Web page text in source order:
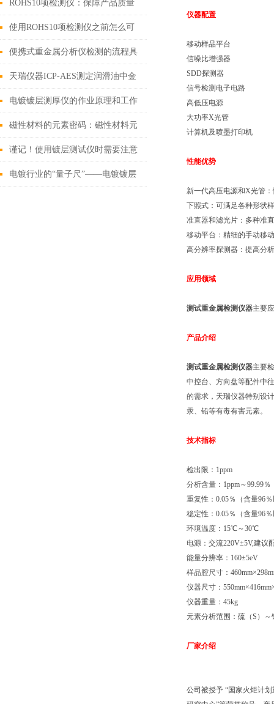
ROHS10项检测仪：保障产品质量
和环境安全的利器
使用ROHS10项检测仪之前怎么可
以不了解这些！
便携式重金属分析仪检测的流程具
体如下
天瑞仪器ICP-AES测定润滑油中金
属元素
电镀镀层测厚仪的作业原理和工作
条件
磁性材料的元素密码：磁性材料元
素成分分析仪技术解析与应用实践
谨记！使用镀层测试仪时需要注意
这些
电镀行业的“量子尺”——电镀镀层
仪器配置
移动样品平台
信噪比增强器
SDD探测器
信号检测电子电路
高低压电源
大功率X光管
计算机及喷墨打印机
性能优势
新一代高压电源和X光管
下照式：可满足各种形状
准直器和滤光片：多种准
移动平台：精细的手动移
高分辨率探测器：提高分
应用领域
测试重金属检测仪器主要
产品介绍
测试重金属检测仪器主要
中控台、方向盘等配件中
的需求，天瑞仪器特别设
汞、铅等有毒有害元素。
技术指标
检出限：1ppm
分析含量：1ppm～99.99％
重复性：0.05％（含量96
稳定性：0.05％（含量96
环境温度：15℃～30℃
电源：交流220V±5V,建议
能量分辨率：160±5eV
样品腔尺寸：
仪器尺寸：
仪器重量：45kg
元素分析范围：硫（S）～
厂家介绍
公司被授予 “国家火炬计